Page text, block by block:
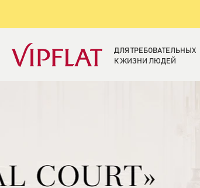
ДЛЯ ТРЕБОВАТЕЛЬНЫХ
К ЖИЗНИ ЛЮДЕЙ